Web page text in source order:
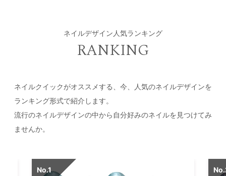
ネイルデザイン人気ランキング
RANKING
ネイルクイックがオススメする、今、人気のネイルデザインを
ランキング形式で紹介します。
流行のネイルデザインの中から自分好みのネイルを見つけてみ
ませんか。